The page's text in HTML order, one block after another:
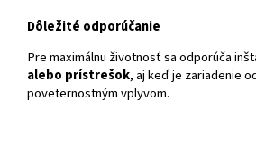
Dôležité odporúčanie
Pre maximálnu životnosť sa odporúča
alebo prístrešok, aj keď je zariadenie
poveternostným vplyvom.